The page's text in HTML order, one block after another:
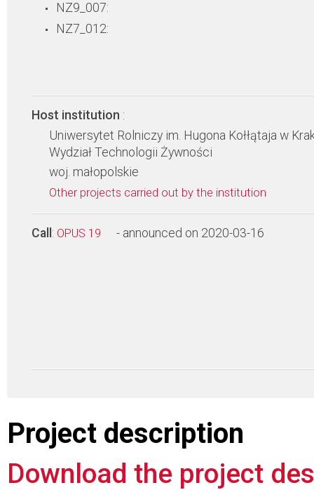
NZ9_007:
NZ7_012:
Host institution :
Uniwersytet Rolniczy im. Hugona Kołłątaja w
Wydział Technologii Żywności
woj. małopolskie
Other projects carried out by the institution
Call : OPUS 19 - announced on 2020-03-16
Project description
Download the project